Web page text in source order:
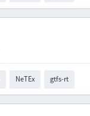
NeTEx gtfs-rt